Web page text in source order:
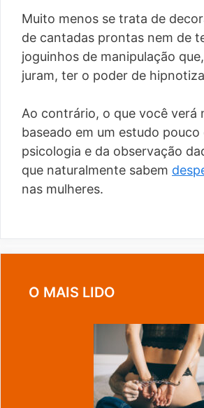
Muito menos se trata de
de cantadas prontas nem de
joguinhos de manipulação
juram, ter o poder de
Ao contrário, o que você verá
baseado em um estudo pouco
psicologia e da observação
que naturalmente sabem
nas mulheres.
O MAIS LIDO